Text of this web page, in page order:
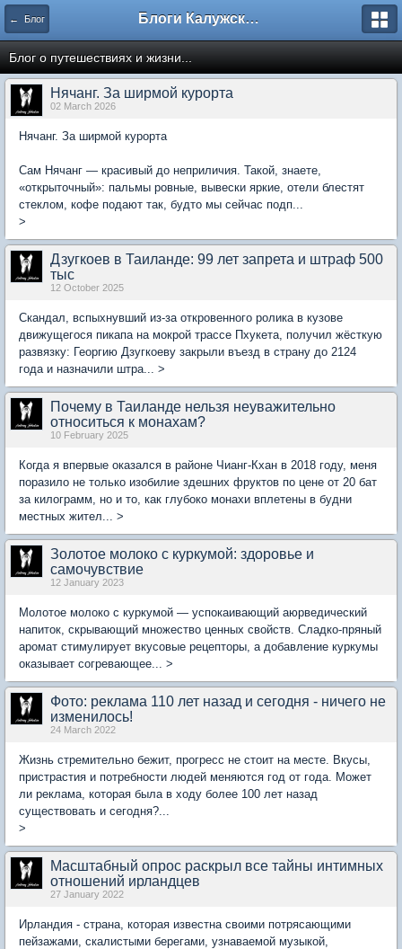
← Блог Блоги Калужского перекрестка
Блог о путешествиях и жизни...
Нячанг. За ширмой курорта
02 March 2026
Нячанг. За ширмой курорта
Сам Нячанг — красивый до неприличия. Такой, знаете,
«открыточный»: пальмы ровные, вывески яркие, отели блестят
стеклом, кофе подают так, будто мы сейчас подп...
>
Дзугкоев в Таиланде: 99 лет запрета и штраф 500
тыс
12 October 2025
Скандал, вспыхнувший из-за откровенного ролика в кузове
движущегося пикапа на мокрой трассе Пхукета, получил жёсткую
развязку: Георгию Дзугкоеву закрыли въезд в страну до 2124
года и назначили штра... >
Почему в Таиланде нельзя неуважительно
относиться к монахам?
10 February 2025
Когда я впервые оказался в районе Чианг-Кхан в 2018 году, меня
поразило не только изобилие здешних фруктов по цене от 20 бат
за килограмм, но и то, как глубоко монахи вплетены в будни
местных жител... >
Золотое молоко с куркумой: здоровье и
самочувствие
12 January 2023
Молотое молоко с куркумой — успокаивающий аюрведический
напиток, скрывающий множество ценных свойств. Сладко-пряный
аромат стимулирует вкусовые рецепторы, а добавление куркумы
оказывает согревающее... >
Фото: реклама 110 лет назад и сегодня - ничего не
изменилось!
24 March 2022
Жизнь стремительно бежит, прогресс не стоит на месте. Вкусы,
пристрастия и потребности людей меняются год от года. Может
ли реклама, которая была в ходу более 100 лет назад
существовать и сегодня?...
>
Масштабный опрос раскрыл все тайны интимных
отношений ирландцев
27 January 2022
Ирландия - страна, которая известна своими потрясающими
пейзажами, скалистыми берегами, узнаваемой музыкой,